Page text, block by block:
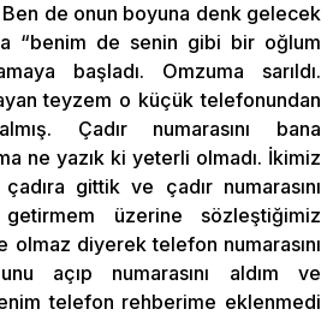
Ben de onun boyuna denk gelecek
“benim de senin gibi bir oğlum
başladı. Omzuma sarıldı.
teyzem o küçük telefonundan
Çadır numarasını bana
ne yazık ki yeterli olmadı. İkimiz
gittik ve çadır numarasını
getirmem üzerine sözleştiğimiz
diyerek telefon numarasını
açıp numarasını aldım ve
telefon rehberime eklenmedi